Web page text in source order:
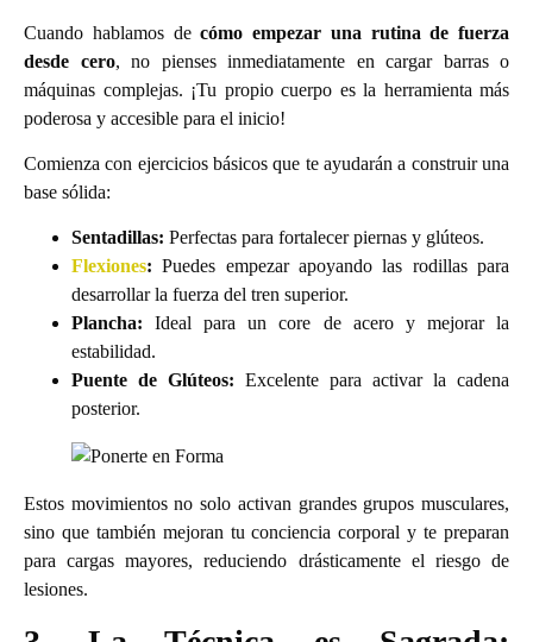
Cuando hablamos decómo empezar una rutina de fuerza
desde cero, no pienses inmediatamente en cargar barras o
máquinas complejas. ¡Tu propio cuerpo es la herramienta más
poderosa y accesible para el inicio!
Comienza con ejercicios básicos que te ayudarán a construir una
base sólida:
Sentadillas: Perfectas para fortalecer piernas y glúteos.
Flexiones: Puedes empezar apoyando las rodillas para
desarrollar la fuerza del tren superior.
Plancha: Ideal para un core de acero y mejorar la
estabilidad.
Puente de Glúteos: Excelente para activar la cadena
posterior.
Estos movimientos no solo activan grandes grupos musculares,
sino que también mejoran tu conciencia corporal y te preparan
para cargas mayores, reduciendo drásticamente el riesgo de
lesiones.